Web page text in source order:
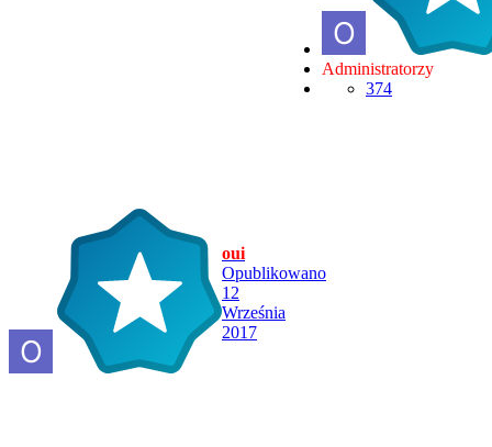
oui
Opublikowano
12
Września
2017
Administratorzy
374